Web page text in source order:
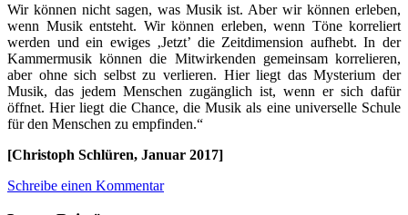
Wir können nicht sagen, was Musik ist. Aber wir können erleben,
wenn Musik entsteht. Wir können erleben, wenn Töne korreliert
werden und ein ewiges ‚Jetzt’ die Zeitdimension aufhebt. In der
Kammermusik können die Mitwirkenden gemeinsam korrelieren,
aber ohne sich selbst zu verlieren. Hier liegt das Mysterium der
Musik, das jedem Menschen zugänglich ist, wenn er sich dafür
öffnet. Hier liegt die Chance, die Musik als eine universelle Schule
für den Menschen zu empfinden.“
[Christoph Schlüren, Januar 2017]
Schreibe einen Kommentar